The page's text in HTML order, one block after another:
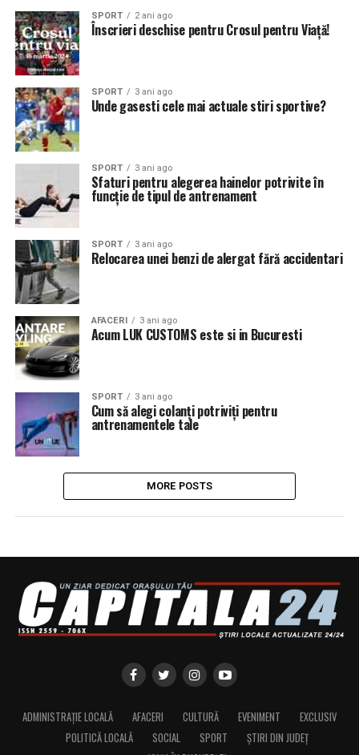
SPORT 2 ani ago
Înscrieri deschise pentru Crosul pentru Viață!
SPORT 3 ani ago
Unde gasesti cele mai actuale stiri sportive?
SPORT 3 ani ago
Sfaturi pentru alegerea hainelor potrivite în
funcție de tipul de antrenament
SPORT 3 ani ago
Relocarea unei benzi de alergat fără accidentari
AFACERI 3 ani ago
Acum LUK CUSTOMS este si in Bucuresti
SPORT 3 ani ago
Cum să alegi colanți potriviți pentru
antrenamentele tale
MORE POSTS
ADMINISTRAȚIE LOCALĂ AFACERI CULTURĂ EVENIMENT
EXCLUSIV
POLITICĂ LOCALĂ
SOCIAL SPORT
ȘTIRI DIN JUDEȚ